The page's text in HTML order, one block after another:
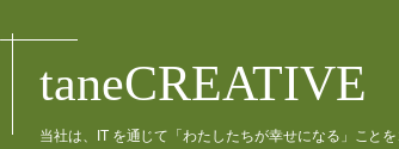
taneCREATIVE
当社は、IT を通じて「わたしたちが幸せになる」こと